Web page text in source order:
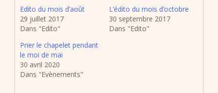
Edito du mois d’août
29 juillet 2017
Dans "Edito"
L’édito du mois d’octobre
30 septembre 2017
Dans "Edito"
Prier le chapelet pendant
le moi de mai
30 avril 2020
Dans "Evènements"